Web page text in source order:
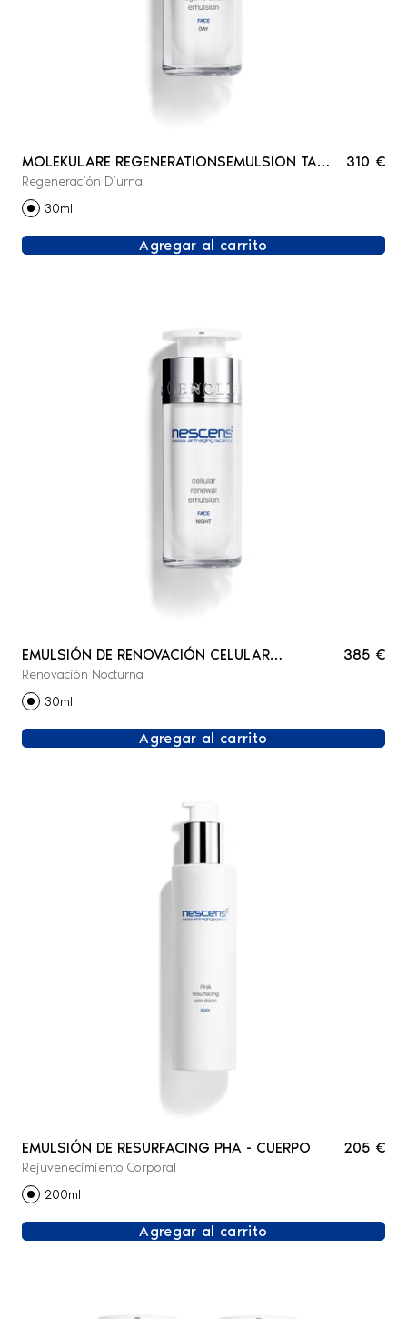
MOLEKULARE REGENERATIONSEMULSION TAG
- GESICHT
Regeneración Diurna
310 €
30ml
Agregar al carrito
EMULSIÓN DE RENOVACIÓN CELULAR
NOCTURNA - ROSTRO
Renovación Nocturna
385 €
30ml
Agregar al carrito
EMULSIÓN DE RESURFACING PHA - CUERPO
Rejuvenecimiento Corporal
205 €
200ml
Agregar al carrito